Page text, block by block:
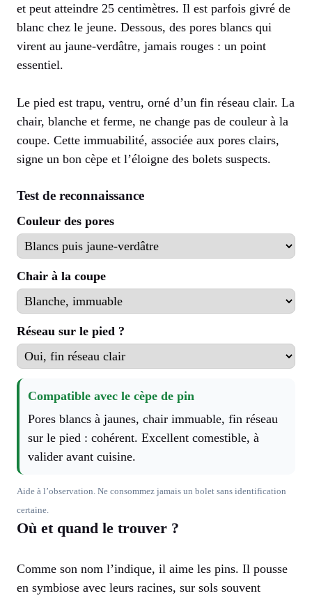
et peut atteindre 25 centimètres. Il est parfois givré de
blanc chez le jeune. Dessous, des pores blancs qui
virent au jaune-verdâtre, jamais rouges : un point
essentiel.
Le pied est trapu, ventru, orné d’un fin réseau clair. La
chair, blanche et ferme, ne change pas de couleur à la
coupe. Cette immuabilité, associée aux pores clairs,
signe un bon cèpe et l’éloigne des bolets suspects.
Test de reconnaissance
Couleur des pores
Chair à la coupe
Réseau sur le pied ?
Compatible avec le cèpe de pin
Pores blancs à jaunes, chair immuable, fin réseau
sur le pied : cohérent. Excellent comestible, à
valider avant cuisine.
Aide à l’observation. Ne consommez jamais un bolet sans identification
certaine.
Où et quand le trouver ?
Comme son nom l’indique, il aime les pins. Il pousse
en symbiose avec leurs racines, sur sols souvent